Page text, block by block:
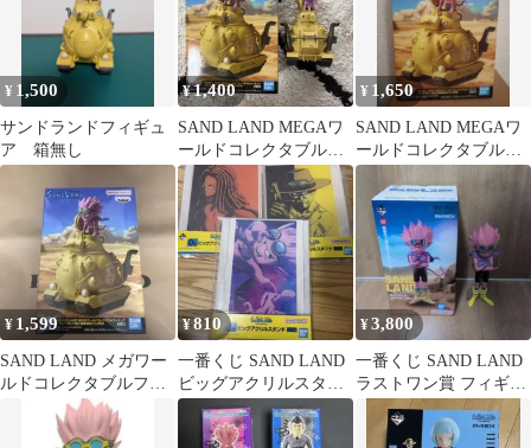
¥ 1,500
サンドランドフィギュ
ア 箱無し
¥1,400
SAND LAND MEGAワ
ールドコレクタブルフ
ィギュア
¥ 1,650
SAND LAND MEGAワ
ールドコレクタブルフ
ィギュア
¥ 1,599
SAND LAND メガワー
ルドコレクタブルフィ
ギュア 国王軍戦車隊
104号車
¥810
一番くじ SAND LAND
ビッグアクリルスタン
ド 3種セット
¥3,800
一番くじ SAND LAND
ラストワン賞 フィギュ